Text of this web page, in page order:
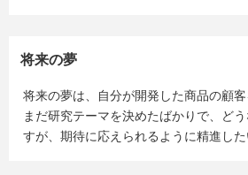
将来の夢
将来の夢は、自分が開発した商品の顧
まだ研究テーマを決めたばかりで、ど
すが、期待に応えられるように精進した